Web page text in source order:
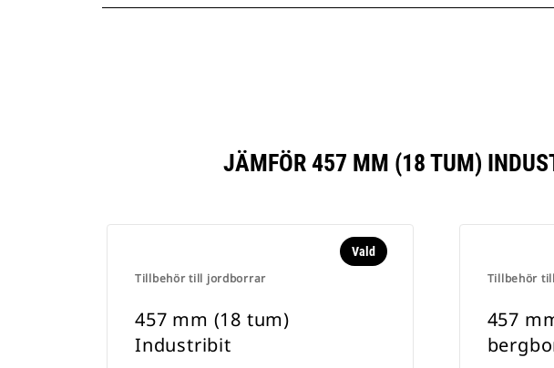
JÄMFÖR 457 MM (18 TUM)
Tillbehör till jordborrar
Vald
457 mm (18 tum)
Industribit
Tillbehör
457